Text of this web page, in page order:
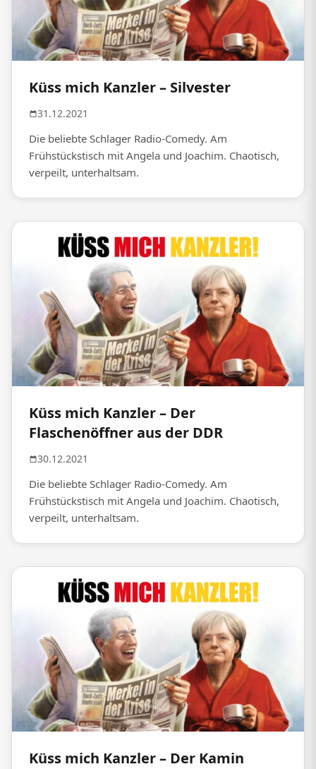
Küss mich Kanzler – Silvester
31.12.2021
Die beliebte Schlager Radio-Comedy. Am
Frühstückstisch mit Angela und Joachim. Chaotisch,
verpeilt, unterhaltsam.
Küss mich Kanzler – Der
Flaschenöffner aus der DDR
30.12.2021
Die beliebte Schlager Radio-Comedy. Am
Frühstückstisch mit Angela und Joachim. Chaotisch,
verpeilt, unterhaltsam.
Küss mich Kanzler – Der Kamin